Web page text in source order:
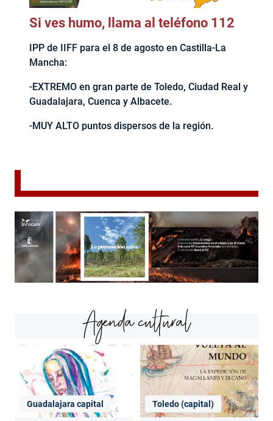
Si ves humo, llama al teléfono 112
IPP de IIFF para el 8 de agosto en Castilla-La
Mancha:
-EXTREMO en gran parte de Toledo, Ciudad Real y
Guadalajara, Cuenca y Albacete.
-MUY ALTO puntos dispersos de la región.
Agenda cultural
Guadalajara capital Toledo (capital)